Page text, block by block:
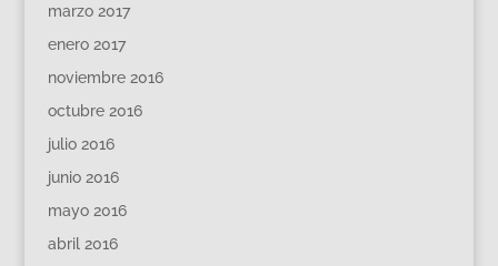
marzo 2017
enero 2017
noviembre 2016
octubre 2016
julio 2016
junio 2016
mayo 2016
abril 2016